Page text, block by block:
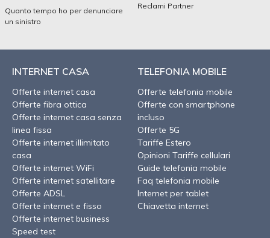
Quanto tempo ho per denunciare
un sinistro
Reclami Partner
INTERNET CASA
Offerte internet casa
Offerte fibra ottica
Offerte internet casa senza
linea fissa
Offerte internet illimitato
casa
Offerte internet WiFi
Offerte internet satellitare
Offerte ADSL
Offerte internet e fisso
Offerte internet business
Speed test
TELEFONIA MOBILE
Offerte telefonia mobile
Offerte con smartphone
incluso
Offerte 5G
Tariffe Estero
Opinioni Tariffe cellulari
Guide telefonia mobile
Faq telefonia mobile
Internet per tablet
Chiavetta internet